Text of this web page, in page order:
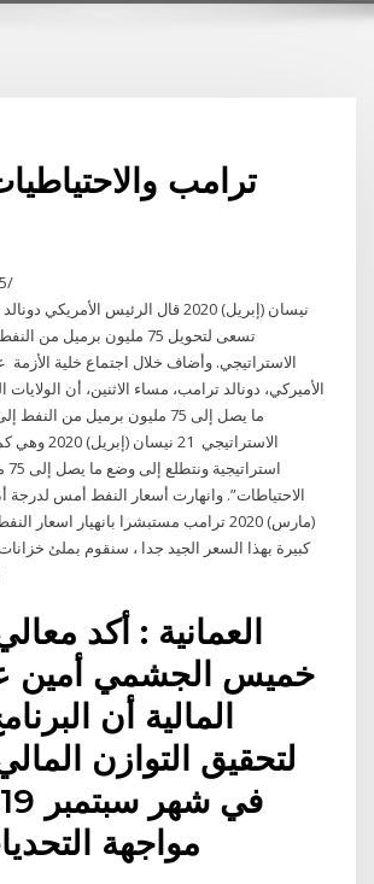
ترامب
13‏‏/5‏‏/1442 بعد الهجرة
تسعى لتحويل 75 مليون برميل
الاستراتيجي. وأضاف خلال اجتماع خلية
الأميركي، دونالد ترامب، مساء الاثنين، أن
ما يصل إلى 75 مليون برميل من
الاستراتيجي
(مارس) 2020 ترامب مستبشرا بانهيار اسعار
كبيرة بهذا السعر الجيد جدا ، سنقوم بملئ
العمانية : أكد
خميس الجشمي أمين
المالية أن
لتحقيق التوازن
مواجهة